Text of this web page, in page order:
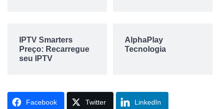
IPTV Smarters
Preço: Recarregue
seu IPTV
AlphaPlay
Tecnologia
Facebook Twitter LinkedIn